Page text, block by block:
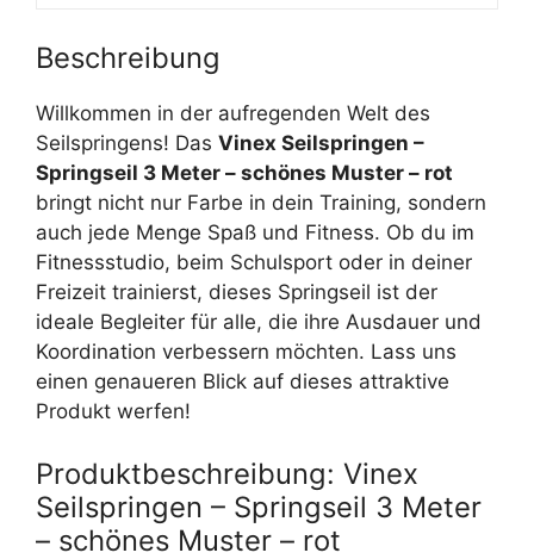
Beschreibung
Willkommen in der aufregenden Welt des
Seilspringens! Das Vinex Seilspringen –
Springseil 3 Meter – schönes Muster – rot
bringt nicht nur Farbe in dein Training, sondern
auch jede Menge Spaß und Fitness. Ob du im
Fitnessstudio, beim Schulsport oder in deiner
Freizeit trainierst, dieses Springseil ist der
ideale Begleiter für alle, die ihre Ausdauer und
Koordination verbessern möchten. Lass uns
einen genaueren Blick auf dieses attraktive
Produkt werfen!
Produktbeschreibung: Vinex
Seilspringen – Springseil 3 Meter
– schönes Muster – rot